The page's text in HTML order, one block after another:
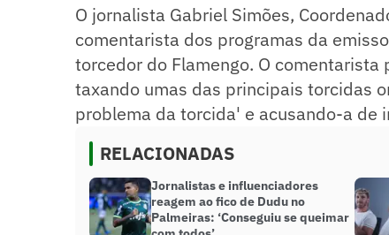
O jornalista Gabriel Simões,
comentarista dos programas da
torcedor do Flamengo. O
taxando umas das principais torcidas
problema da torcida' e acusando-a de
RELACIONADAS
Jornalistas e influenciadores
reagem ao fico de Dudu no
Palmeiras: ‘Conseguiu se queimar